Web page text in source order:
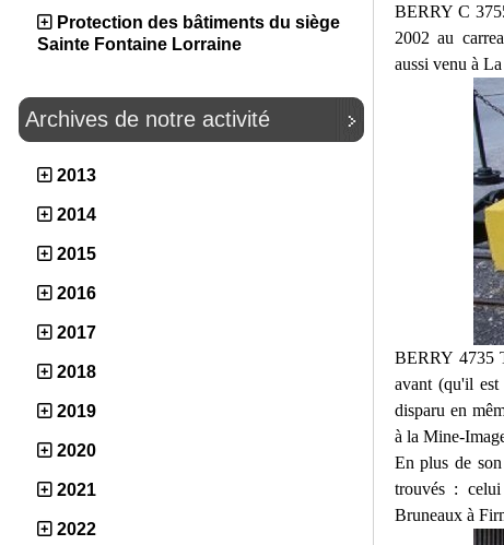
Protection des bâtiments du siège
Sainte Fontaine Lorraine
Archives de notre activité
2013
2014
2015
2016
2017
2018
2019
2020
2021
2022
BERRY C
2002 au
aussi venu à
BERRY 4735
avant (qu'il est
disparu en
à la Mine-
En plus de
trouvés :
Bruneaux à